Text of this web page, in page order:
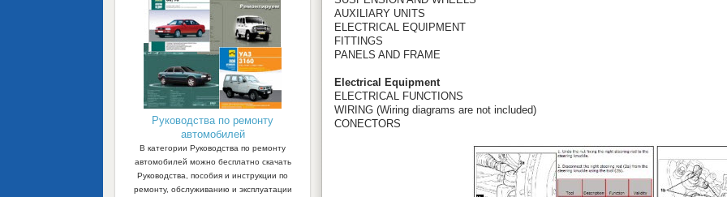
AUXILIARY UNITS
ELECTRICAL EQUIPMENT
FITTINGS
PANELS AND FRAME
Electrical Equipment
ELECTRICAL FUNCTIONS
WIRING (Wiring diagrams are not included)
CONECTORS
Руководства по ремонту
автомобилей
В категории Руководства по ремонту
автомобилей можно бесплатно скачать
Руководства, пособия и инструкции по
ремонту, обслуживанию и эксплуатации